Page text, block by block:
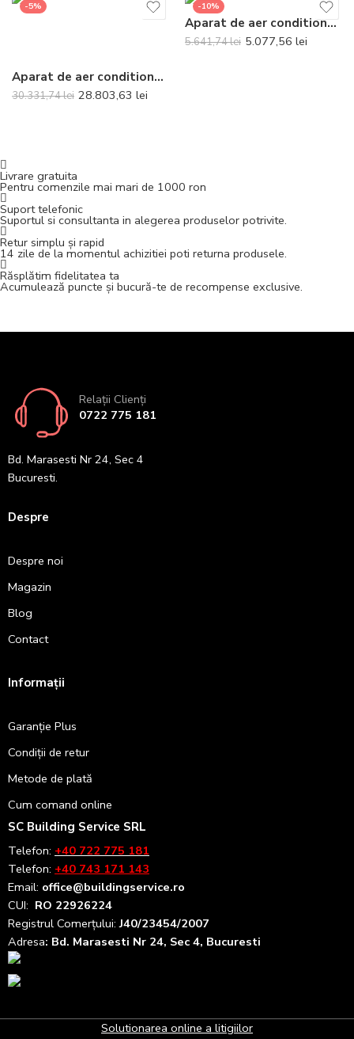
-5%
Aparat de aer conditionat tip caseta Daikin SkyAir Alpha-series High COP Bluevolution FCAHG100H-RZAG100NY1 Inverter 32000 BTU – Panel si telecomanda incluse
30.331,74lei 28.803,63 lei
-10%
Aparat de aer conditionat Gree Bora A4 Silver R32 GWH24AAD-K6DNA4A Inverter 24000 BTU
5.641,74lei 5.077,56 lei
Livrare gratuita
Pentru comenzile mai mari de 1000 ron
Suport telefonic
Suportul si consultanta in alegerea produselor potrivite.
Retur simplu și rapid
14 zile de la momentul achizitiei poti returna produsele.
Răsplătim fidelitatea ta
Acumulează puncte și bucură-te de recompense exclusive.
Relații Clienți
0722 775 181
Bd. Marasesti Nr 24, Sec 4
Bucuresti.
Despre
Despre noi
Magazin
Blog
Contact
Informații
Garanție Plus
Condiții de retur
Metode de plată
Cum comand online
SC Building Service SRL
Telefon: +40 722 775 181
Telefon: +40 743 171 143
Email: office@buildingservice.ro
CUI: RO 22926224
Registrul Comerțului:J40/23454/2007
Adresa: Bd. Marasesti Nr 24, Sec 4, Bucuresti
Solutionarea online a litigiilor